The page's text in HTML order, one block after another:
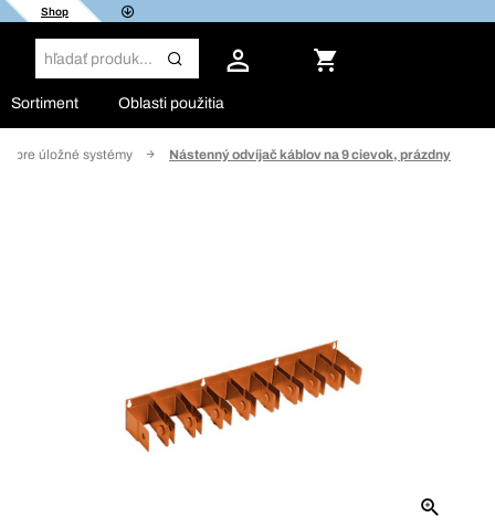
Shop
Sortiment Oblasti použitia
pre úložné systémy Nástenný odvíjač káblov na 9 cievok, prázdny